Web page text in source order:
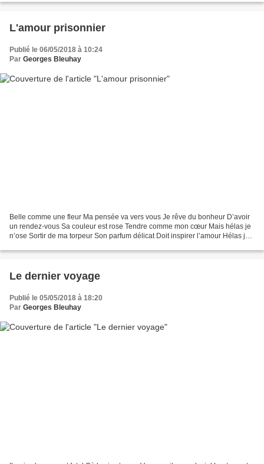
L'amour prisonnier
Publié le 06/05/2018 à 10:24
Par Georges Bleuhay
Belle comme une fleur Ma pensée va vers vous Je rêve du bonheur D’avoir
un rendez-vous Sa couleur est rose Tendre comme mon cœur Mais hélas je
n’ose Sortir de ma torpeur Son parfum délicat Doit inspirer l’amour Hélas je
Le dernier voyage
Publié le 05/05/2018 à 18:20
Par Georges Bleuhay